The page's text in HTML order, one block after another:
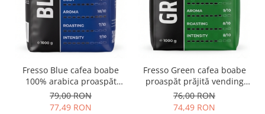
Fresso Blue cafea boabe
100% arabica proaspăt
prăjită vending 1kg
79,00 RON
77,49 RON
Fresso Green cafea boabe
proaspăt prăjită vending
1kg
76,00 RON
74,49 RON